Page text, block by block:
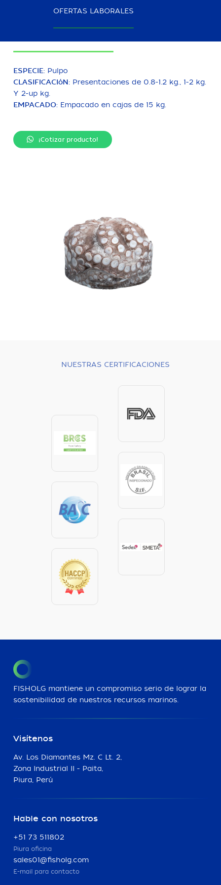
OFERTAS LABORALES
Pulpo entero roseteado limpio, eviscerado y sin
ESPECIE: Pulpo
CLASIFICACIóN: Presentaciones de 0.8-1.2 kg., 1-2 kg.
Y 2-up kg.
EMPACADO: Empacado en cajas de 15 kg.
¡Cotizar producto!
NUESTRAS CERTIFICACIONES
FISHOLG mantiene un compromiso serio de lograr la
sostenibilidad de nuestros recursos marinos.
Visítenos
Av. Los Diamantes Mz. C Lt. 2,
Zona Industrial II - Paita,
Piura, Perú
Hable con nosotros
+51 73 511802
Piura oficina
sales01@fisholg.com
E-mail para contacto